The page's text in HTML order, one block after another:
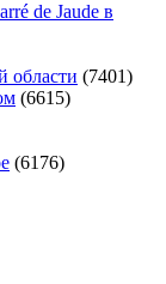
de Jaude в
области (7401)
(6615)
(6176)